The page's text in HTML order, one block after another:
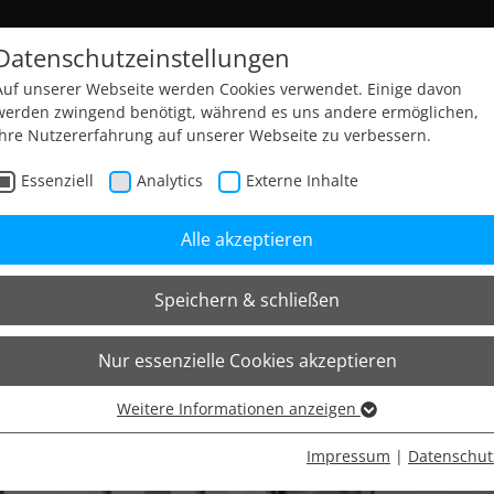
unserer Webseite werden Cookies verwendet. Einige davon
zwingend benötigt, während es uns andere ermöglichen,
Nutzererfahrung auf unserer Webseite zu verbessern.
Essenziell Analytics Externe Inhalte
Alle akzeptieren
Speichern & schließen
Nur essenzielle Cookies akzeptieren
Essenzielle Cookies werden für grundlegende Funktionen der
Weitere Informationen anzeigen
Impressum |